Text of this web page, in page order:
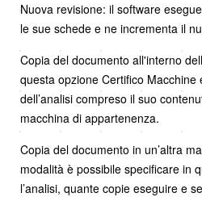
Nuova revisione: il software
le sue schede e ne incrementa il
Copia del documento all'interno
questa opzione Certifico Macchine
dell’analisi compreso il suo
macchina di appartenenza.
Copia del documento in un’altra
modalità è possibile specificare in
l’analisi, quante copie eseguire e